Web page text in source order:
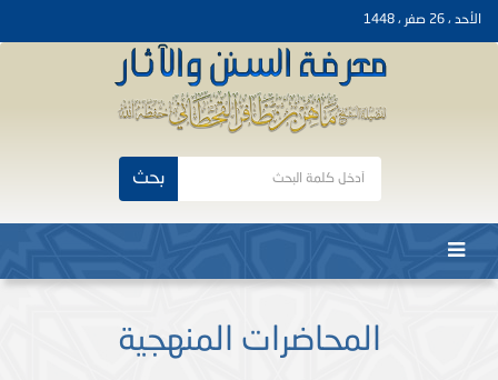
الأحد ، 26 صفر ، 1448
بحث
المحاضرات المنهجية